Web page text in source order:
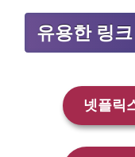
유용한 링
넷플릭